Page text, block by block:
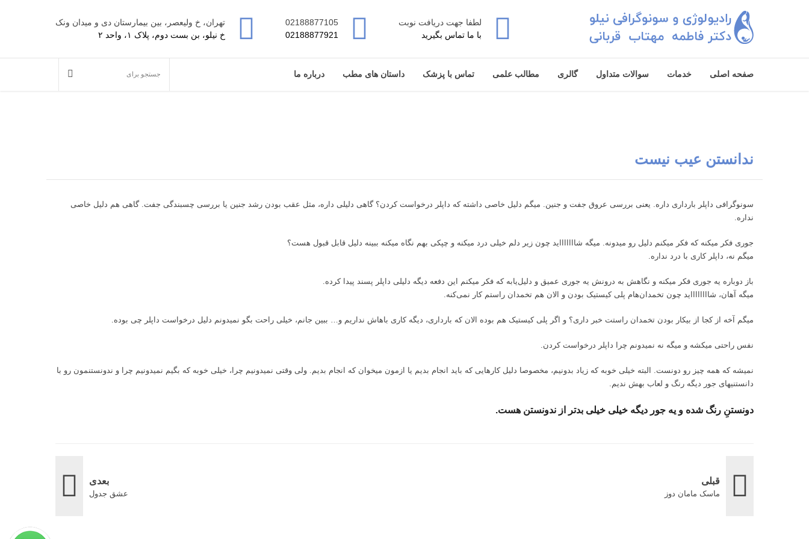
لطفا جهت دریافت نوبت
با ما تماس بگیرید
02188877105
02188877921
تهران، خ ولیعصر، بین بیمارستان دی و میدان ونک
خ نیلو، بن بست دوم، پلاک ۱، واحد ۲
صفحه اصلی خدمات سوالات متداول گالری مطالب علمی تماس با پزشک داستان های مطب درباره ما
ندانستن عیب نیست
سونوگرافی داپلر بارداری داره. یعنی بررسی عروق جفت و جنین. میگم دلیل خاصی داشته که داپلر درخواست کردن؟ گاهی دلیلی داره، مثل عقب بودن رشد جنین یا بررسی چسبندگی جفت. گاهی هم دلیل خاصی
نداره.
جوری فکر میکنه که فکر میکنم دلیل رو میدونه. میگه شاااااااید چون زیر دلم خیلی درد میکنه و چپکی بهم نگاه میکنه ببینه دلیل قابل قبول هست؟
میگم نه، داپلر کاری با درد نداره.
باز دوباره یه جوری فکر میکنه و نگاهش به درونش یه جوری عمیق و دلیل‌یابه که فکر میکنم این دفعه دیگه دلیلی داپلر پسند پیدا کرده.
میگه آهان، شااااااااید چون تخمدان‌هام پلی کیستیک بودن و الان هم تخمدان راستم کار نمی‌کنه.
میگم آخه از کجا از بیکار بودن تخمدان راستت خبر داری؟ و اگر پلی کیستیک هم بوده الان که بارداری، دیگه کاری باهاش نداریم و… ببین جانم، خیلی راحت بگو نمیدونم دلیل درخواست داپلر چی بوده.
نفس راحتی میکشه و میگه نه نمیدونم چرا داپلر درخواست کردن. ‌
نمیشه که همه چیز رو دونست. البته خیلی خوبه که زیاد بدونیم، مخصوصا دلیل کارهایی که باید انجام بدیم یا ازمون میخوان که انجام بدیم. ولی وقتی نمیدونیم چرا، خیلی خوبه که بگیم نمیدونیم چرا و ندونستنمون رو با
دانستنیهای جور دیگه رنگ و لعاب بهش ندیم.
دونستنِ رنگ شده و یه جور دیگه خیلی خیلی بدتر از ندونستن هست.
قبلی
ماسک مامان دوز
بعدی
عشق جدول